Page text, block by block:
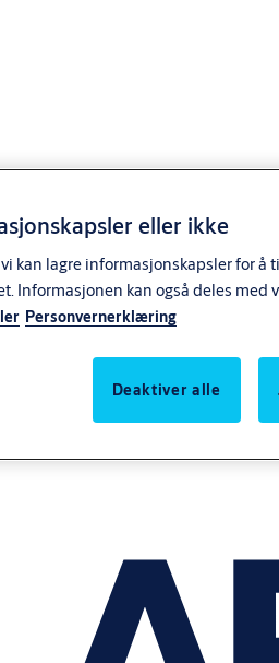
eller ikke
kan lagre informasjonskapsler for
Informasjonen kan også deles med
Personvernerklæring
Deaktiver alle